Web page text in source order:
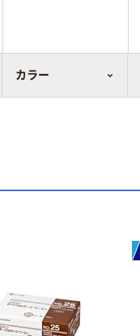
カラー